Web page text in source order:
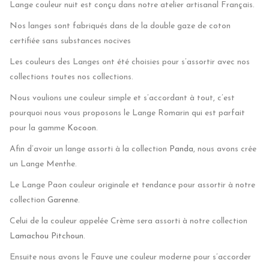
Lange couleur nuit est conçu dans notre atelier artisanal Français.
Nos langes sont fabriqués dans de la double gaze de coton
certifiée sans substances nocives
Les couleurs des Langes ont été choisies pour s’assortir avec nos
collections toutes nos collections.
Nous voulions une couleur simple et s’accordant à tout, c’est
pourquoi nous vous proposons le Lange Romarin qui est parfait
pour la gamme Kocoon.
Afin d’avoir un lange assorti à la collection Panda, nous avons crée
un Lange Menthe.
Le Lange Paon couleur originale et tendance pour assortir à notre
collection Garenne.
Celui de la couleur appelée Crème sera assorti à notre collection
Lamachou Pitchoun.
Ensuite nous avons le Fauve une couleur moderne pour s’accorder